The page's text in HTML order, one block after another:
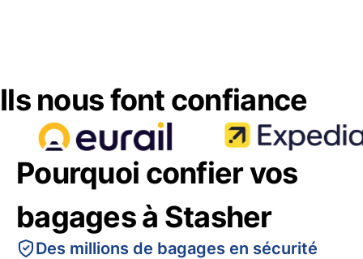
Ils nous font confiance
Pourquoi confier vos
bagages à Stasher
Des millions de bagages en sécurité